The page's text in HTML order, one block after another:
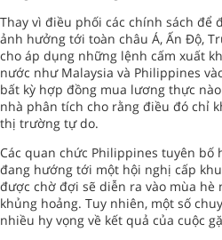
Thay vì điều phối các chính sách để
ảnh hưởng tới toàn châu Á, Ấn Độ,
cho áp dụng những lệnh cấm xuất
nước như Malaysia và Philippines
bất kỳ hợp đồng mua lương thực
nhà phân tích cho rằng điều đó chỉ
thị trường tự do.
Các quan chức Philippines tuyên
đang hướng tới một hội nghị cấp
được chờ đợi sẽ diễn ra vào mùa hè
khủng hoảng. Tuy nhiên, một số
nhiều hy vọng về kết quả của cuộc